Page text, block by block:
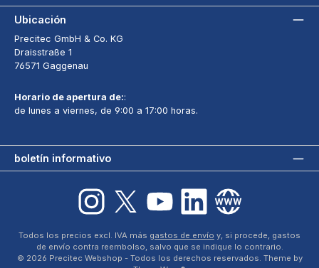
Ubicación
Precitec GmbH & Co. KG
Draisstraße 1
76571 Gaggenau
Horario de apertura de::
de lunes a viernes, de 9:00 a 17:00 horas.
boletín informativo
Instagram X / TwitterYouTube LinkedIn sitio web
Todos los precios excl. IVA más gastos de envío y, si procede, gastos
de envío contra reembolso, salvo que se indique lo contrario.
© 2026 Precitec Webshop - Todos los derechos reservados. Theme by